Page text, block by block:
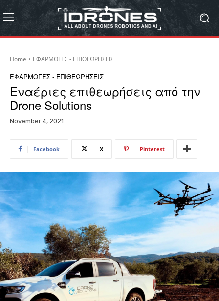
Home ΕΦΑΡΜΟΓΕΣ - ΕΠΙΘΕΩΡΗΣΕΙΣ
ΕΦΑΡΜΟΓΕΣ - ΕΠΙΘΕΩΡΗΣΕΙΣ
Εναέριες επιθεωρήσεις από την
Drone Solutions
November 4, 2021
Facebook X Pinterest